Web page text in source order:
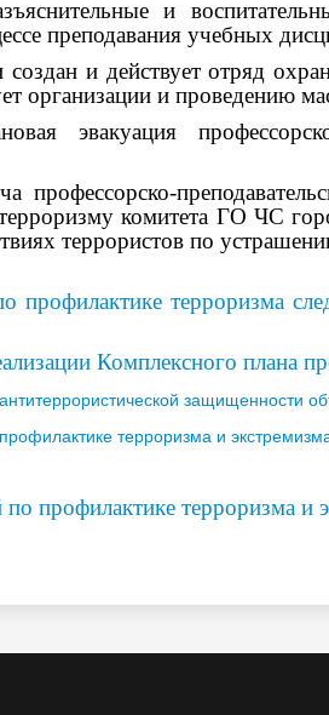
и
преподавания учебных
создан и действует отряд
организации и проведению
эвакуация
профессорско-
комитета ГО ЧС
террористов по
профилактике терроризма
Комплексного плана
защищенности
терроризма и
профилактике терроризма и